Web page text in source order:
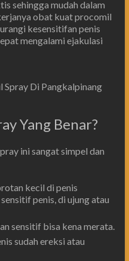
sehingga mudah dalam
obat kuat procomil
kesensitifan penis
mengalami ejakulasi
Yang Benar?
ini sangat simpel dan
kecil di penis
penis, di ujung atau
sensitif bisa kena merata.
sudah ereksi atau